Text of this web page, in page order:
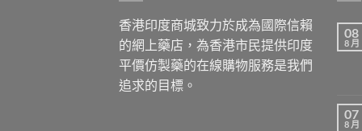
香港印度商城致力於成為國際信賴
的網上藥店，為香港市民提供印度
平價仿製藥的在線購物服務是我們
追求的目標。
08
8 月
07
8 月